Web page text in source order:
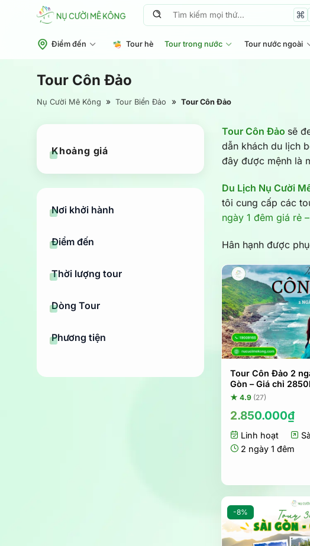
Tìm
Điểm đến Tour hè Tour trong nước Tour nước ngoài
Tour Côn Đảo
Nụ Cười Mê Kông » Tour Biển Đảo » Tour Côn Đảo
Khoảng giá
Giá
nhất
Giá
nhất
Nơi khởi hành
Điểm đến
Thời lượng tour
Dòng Tour
Phương tiện
Tour Côn Đảo sẽ
dẫn khách du lịch
đây được mệnh là
Du Lịch Nụ Cười
tôi cung cấp các
ngày 1 đêm giá rẻ
Hân hạnh được
Tour Côn Đảo 2
Gòn – Giá chỉ
★ 4.9 (27)
2.850.000₫
Linh hoạt
2 ngày 1 đêm
-8%